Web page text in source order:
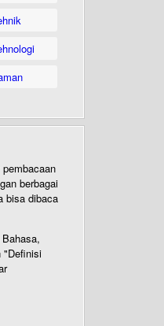
berbagai
bisa dibaca
"Definisi